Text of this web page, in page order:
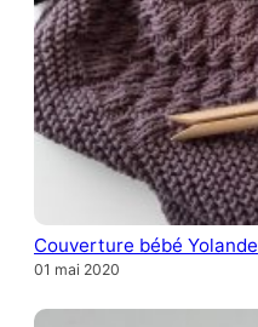
Couverture bébé Yolande
01 mai 2020